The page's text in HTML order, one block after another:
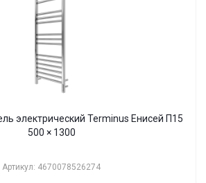
электрический Terminus Енисей П15
500 × 1300
Артикул: 4670078526274